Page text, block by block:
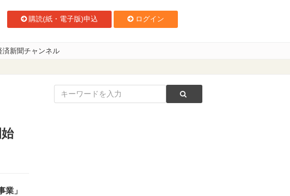
購読(紙・電子版)申込 ログイン
済新聞チャンネル
」